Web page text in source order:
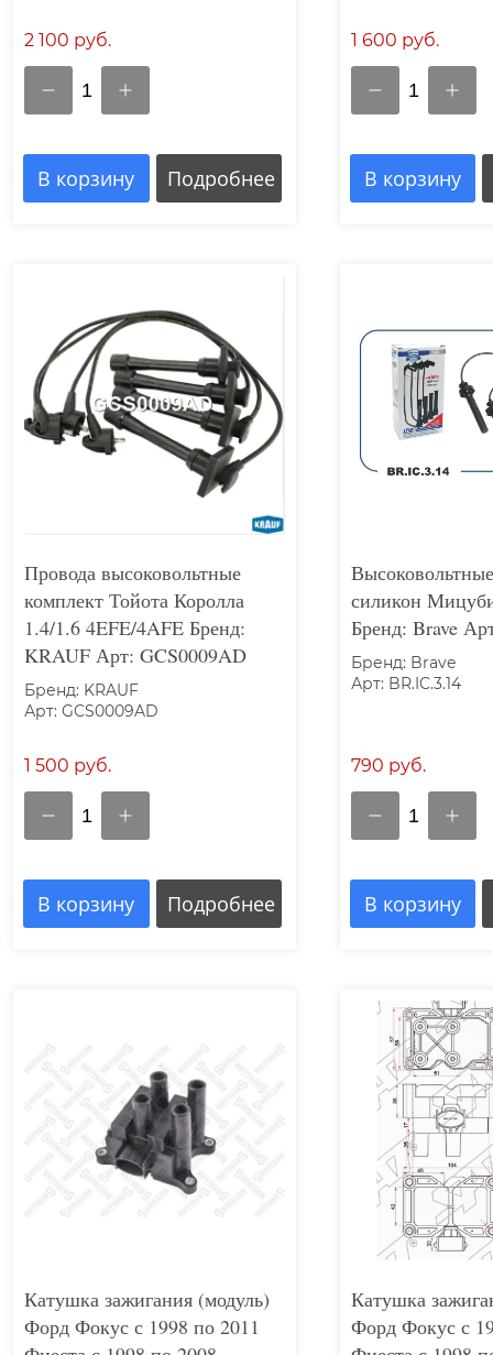
2 100 руб.
1
В корзину Подробнее
1 600 руб.
1
В корзину
Провода высоковольтные
комплект Тойота Королла
1.4/1.6 4EFE/4AFE Бренд:
KRAUF Арт: GCS0009AD
Бренд: KRAUF
Арт: GCS0009AD
1 500 руб.
1
В корзину Подробнее
силикон
Бренд: Brave
Бренд: Brave
Арт: BR.IC.3.14
790 руб.
1
В корзину
Катушка зажигания (модуль)
Форд Фокус с 1998 по 2011
Катушка
Форд Фокус с